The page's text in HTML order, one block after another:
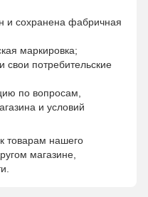
и сохранена фабричная
маркировка;
свои потребительские
по вопросам,
и условий
товарам нашего
магазине,